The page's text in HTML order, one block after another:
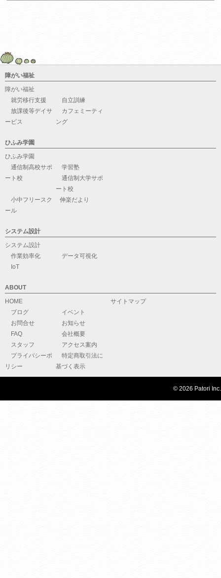
障がい福祉
障がい福祉
就労移行支援
自立訓練
放課後等デイサ
ービス
カフェミーティ
ング
ひふみ学園
ひふみ学園
通信制高校サポ
ート校
学習塾
通信制大学サポ
ート校
小中フリースク
ール
伸楽だより
システム設計
システム設計
作業効率化
データ可視化
IoT
ABOUT
HOME
ブログ
イベント
お問合せ
お知らせ
FAQ
会社概要
スタッフ
アクセス案内
プライバシーポ
リシー
特定商取引法に
基づく表示
サイトマップ
© 2026 Patori Inc.